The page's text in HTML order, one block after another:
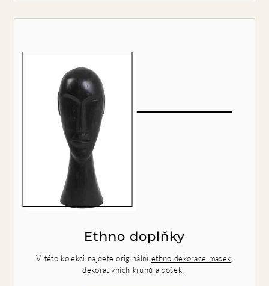
Ethno doplňky
V této kolekci najdete originální ethno dekorace masek
dekorativních kruhů a sošek.